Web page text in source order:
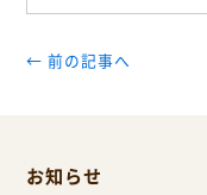
← 前の記事へ
お知らせ